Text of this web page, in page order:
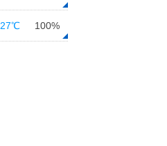
27℃ 100%